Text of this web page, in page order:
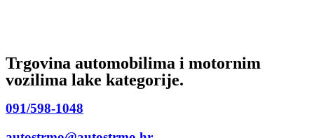
Trgovina automobilima i motornim
vozilima lake kategorije.
091/598-1048